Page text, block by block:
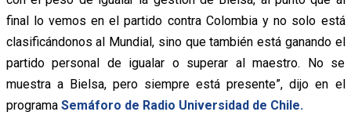
final lo vemos en el partido contra Colombia y no solo está
clasificándonos al Mundial, sino que también está ganando el
partido personal de igualar o superar al maestro. No se
muestra a Bielsa, pero siempre está presente”, dijo en el
programa Semáforo de Radio Universidad de Chile.